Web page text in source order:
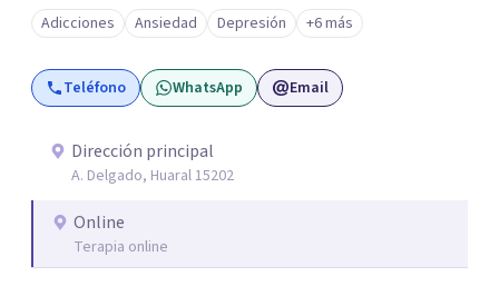
Adicciones Ansiedad Depresión +6 más
Teléfono WhatsApp Email
Dirección principal
A. Delgado, Huaral 15202
Online
Terapia online